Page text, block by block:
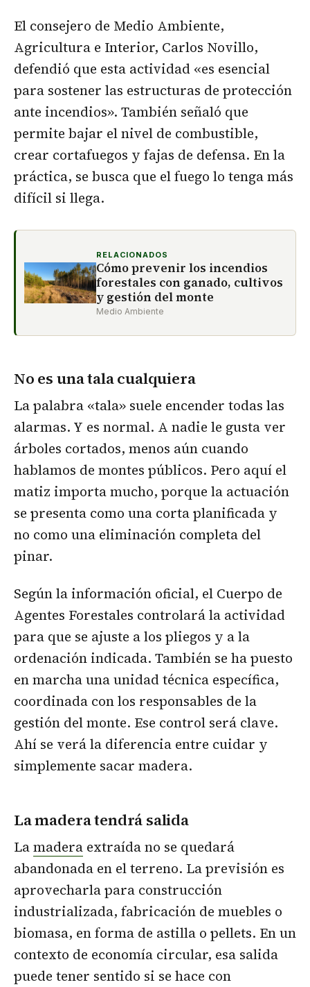
El consejero de Medio Ambiente,
Agricultura e Interior, Carlos Novillo,
defendió que esta actividad «es esencial
para sostener las estructuras de protección
ante incendios». También señaló que
permite bajar el nivel de combustible,
crear cortafuegos y fajas de defensa. En la
práctica, se busca que el fuego lo tenga más
difícil si llega.
RELACIONADOS
Cómo prevenir los incendios
forestales con ganado, cultivos
y gestión del monte
Medio Ambiente
No es una tala cualquiera
La palabra «tala» suele encender todas las
alarmas. Y es normal. A nadie le gusta ver
árboles cortados, menos aún cuando
hablamos de montes públicos. Pero aquí el
matiz importa mucho, porque la actuación
se presenta como una corta planificada y
no como una eliminación completa del
pinar.
Según la información oficial, el Cuerpo de
Agentes Forestales controlará la actividad
para que se ajuste a los pliegos y a la
ordenación indicada. También se ha puesto
en marcha una unidad técnica específica,
coordinada con los responsables de la
gestión del monte. Ese control será clave.
Ahí se verá la diferencia entre cuidar y
simplemente sacar madera.
La madera tendrá salida
Lamadera extraída no se quedará
abandonada en el terreno. La previsión es
aprovecharla para construcción
industrializada, fabricación de muebles o
biomasa, en forma de astilla o pellets. En un
contexto de economía circular, esa salida
puede tener sentido si se hace con